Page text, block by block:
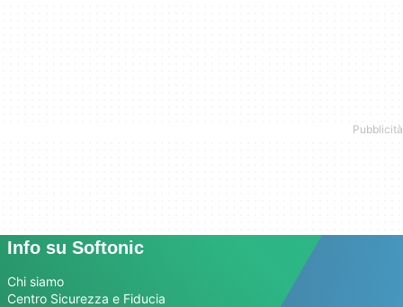
Info su Softonic
Chi siamo
Centro Sicurezza e Fiducia